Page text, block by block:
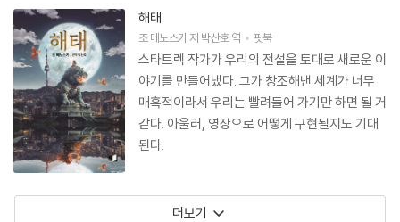
t feels like we could just step into the pa
ges of the story. Additionally, we are exci
ted to see how it will be brought to life o
n screen.
해태
조 메노스키 저 박산호역 핏북
스타트렉 작가가 우리의 전설을 토대로 새로운 이
야기를 만들어냈다. 그가 창조해낸 세계가 너무
매혹적이라서 우리는 빨려들어 가기만 하면 될 거
같다. 아울러, 영상으로 어떻게 구현될지도 기대
된다.
더보기